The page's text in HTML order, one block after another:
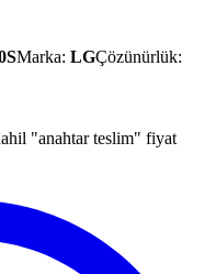
Marka: LGÇözünürlük:
"anahtar teslim" fiyat